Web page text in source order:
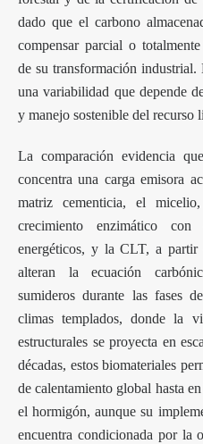
dado que el carbono
compensar parcial o
de su transformación
una variabilidad que depende
y manejo sostenible del recurso
La comparación evidencia
concentra una carga emisora
matriz cementicia, el
crecimiento enzimático con
energéticos, y la CLT, a partir
alteran la ecuación
sumideros durante las fases
climas templados, donde la
estructurales se proyecta en
décadas, estos biomateriales
de calentamiento global hasta
el hormigón, aunque su
encuentra condicionada por la